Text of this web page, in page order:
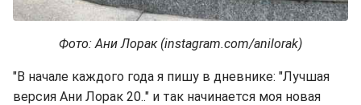
Фото: Ани Лорак (instagram.com/anilorak)
"В начале каждого года я пишу в дневнике: "Лучшая
версия Ани Лорак 20.." и так начинается моя новая